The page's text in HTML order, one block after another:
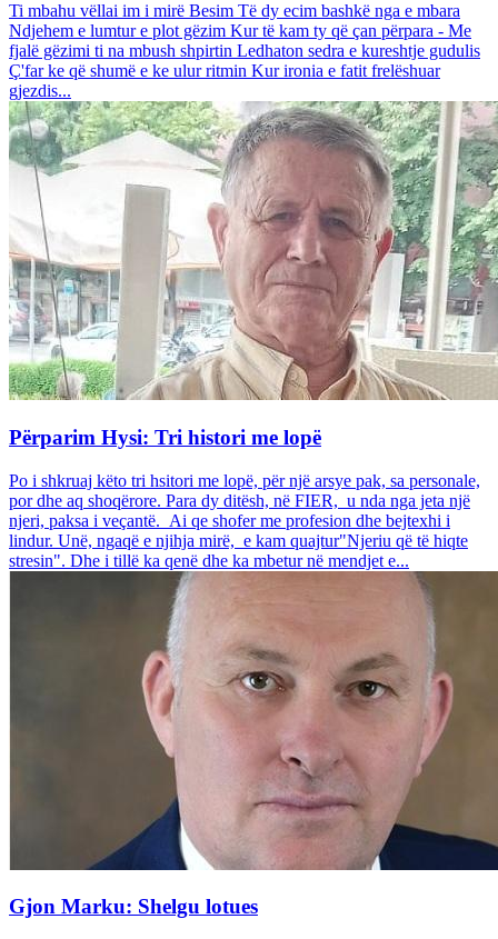
Ti mbahu vëllai im i mirë Besim Të dy ecim bashkë nga e mbara
Ndjehem e lumtur e plot gëzim Kur të kam ty që çan përpara - Me
fjalë gëzimi ti na mbush shpirtin Ledhaton sedra e kureshtje gudulis
Ç'far ke që shumë e ke ulur ritmin Kur ironia e fatit frelëshuar
gjezdis...
Përparim Hysi: Tri histori me lopë
Po i shkruaj këto tri hsitori me lopë, për një arsye pak, sa personale,
por dhe aq shoqërore. Para dy ditësh, në FIER, u nda nga jeta një
njeri, paksa i veçantë. Ai qe shofer me profesion dhe bejtexhi i
lindur. Unë, ngaqë e njihja mirë, e kam quajtur"Njeriu që të hiqte
stresin". Dhe i tillë ka qenë dhe ka mbetur në mendjet e...
Gjon Marku: Shelgu lotues